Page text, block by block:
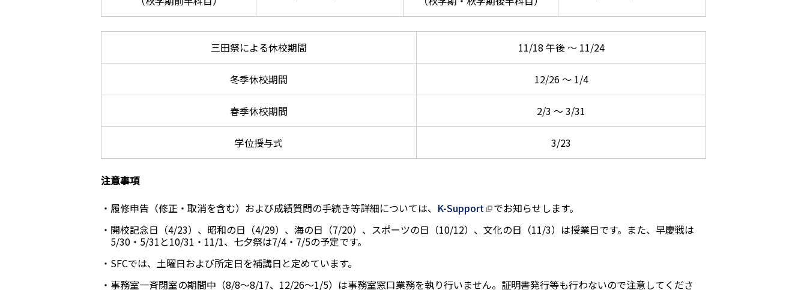
三田祭による休校期間 11/18 午後 ～ 11/24
冬季休校期間 12/26 ～ 1/4
春季休校期間 2/3 ～ 3/31
学位授与式 3/23
注意事項
履修申告（修正・取消を含む）および成績質問の手続き等詳細については、 K-Support
でお知らせします。
開校記念日（4/23）、昭和の日（4/29）、海の日（7/20）、スポーツの日（10/12）、文化の日（11/3）は授業日です。 また、早慶戦は
5/30・5/31と10/31・11/1、七夕祭は7/4・7/5の予定です。
SFCでは、土曜日および所定日を補講日と定めています。
事務室一斉閉室の期間中（8/8～8/17、12/26～1/5）は事務室窓口業務を執り行いません。証明書発行等も行わないので注意してくださ